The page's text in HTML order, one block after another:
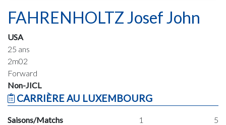
FAHRENHOLTZ Josef John
USA
25 ans
2m02
Forward
Non-JICL
CARRIÈRE AU LUXEMBOURG
Saisons/Matchs 1
5